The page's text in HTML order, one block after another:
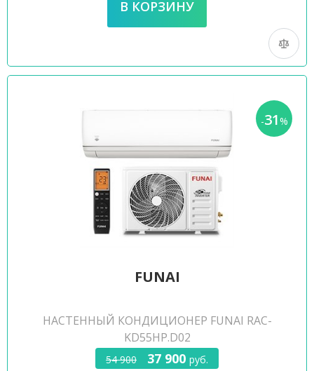
-31%
FUNAI
НАСТЕННЫЙ КОНДИЦИОНЕР FUNAI RAC-
KD55HP.D02
54 900 37 900 руб.